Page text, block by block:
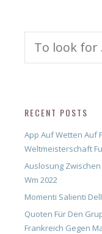
RECENT POSTS
App Auf Wetten Auf
Weltmeisterschaft
Auslosung
Wm 2022
Momenti Salienti
Quoten Für Den
Frankreich Gegen